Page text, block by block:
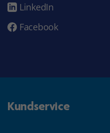
LinkedIn
Facebook
Kundservice